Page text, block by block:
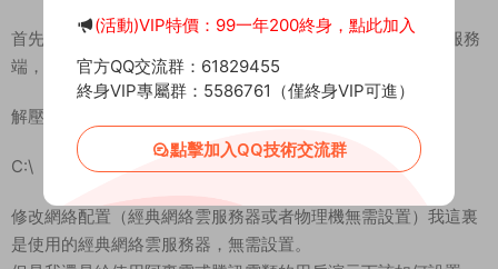
首先進入我們官網：MiR6.com 搜索《上古世紀OL》下載好服務
端，我這裏已事先下載好了
解壓服務端到C盤根目錄：
C:\
修改網絡配置（經典網絡雲服務器或者物理機無需設置）我這裏
是使用的經典網絡雲服務器，無需設置。
(活動)VIP特價：99一年200終身，點此加入
官方QQ交流群：61829455
終身VIP專屬群：5586761（僅終身VIP可進）
點擊加入QQ技術交流群